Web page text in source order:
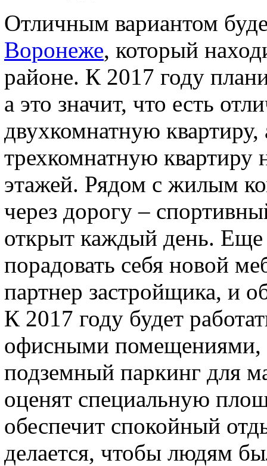
Отличным вариантом
Воронеже, который
районе. К 2017 году
а это значит, что есть
двухкомнатную
трехкомнатную
этажей. Рядом с жилым
через дорогу –
открыт каждый день. Еще
порадовать себя новой
партнер застройщика, и
К 2017 году будет
офисными помещениями,
подземный паркинг для
оценят специальную
обеспечит спокойный
делается, чтобы людям